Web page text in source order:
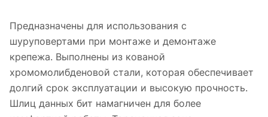
Предназначены для использования с
шуруповертами при монтаже и демонтаже
крепежа. Выполнены из кованой
хромомолибденовой стали, которая обеспечивает
долгий срок эксплуатации и высокую прочность.
Шлиц данных бит намагничен для более